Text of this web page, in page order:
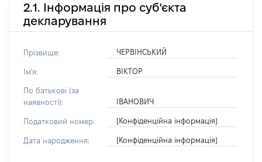
2.1. Інформація про суб'єкта
декларування
Прізвище: ЧЕРВІНСЬКИЙ
Ім'я: ВІКТОР
По батькові (за
наявності):
ІВАНОВИЧ
Податковий номер: [Конфіденційна інформація]
Дата народження: [Конфіденційна інформація]